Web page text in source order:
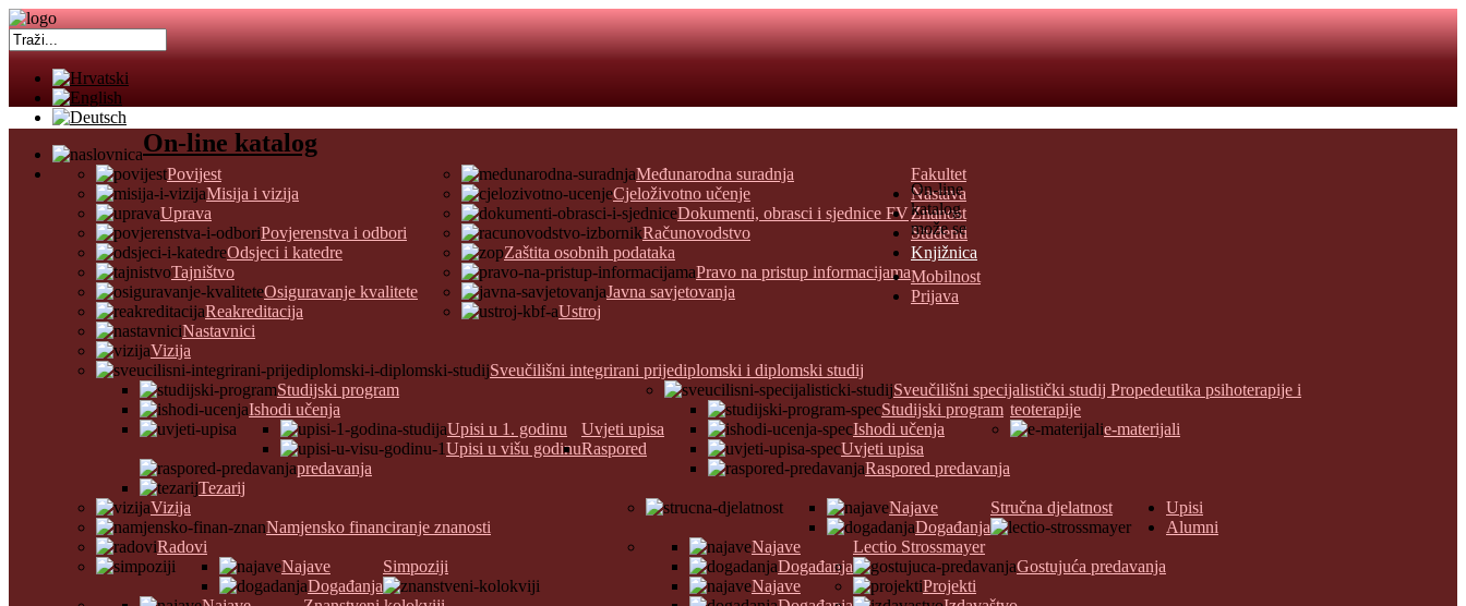
Fakultet
Povijest
Misija i vizija
Uprava
Povjerenstva i odbori
Odsjeci i katedre
Tajništvo
Osiguravanje kvalitete
Reakreditacija
Međunarodna suradnja
Cjeloživotno učenje
Dokumenti, obrasci i sjednice FV
Računovodstvo
Zaštita osobnih podataka
Pravo na pristup informacijama
Javna savjetovanja
Ustroj
Nastava
Nastavnici
Vizija
Sveučilišni integrirani prijediplomski i diplomski studij
Studijski program
Ishodi učenja
Uvjeti upisa
Upisi u 1. godinu
Upisi u višu godinuRaspored
predavanja
Tezarij
Sveučilišni specijalistički studij Propedeutika psihoterapije i
teoterapije
Studijski program
Ishodi učenja
Uvjeti upisa
Raspored predavanja
e-materijali
Znanost
Vizija
Namjensko financiranje znanosti
Radovi
Simpoziji
Najave
Događanja
Stručna djelatnost
Najave
Događanja
Lectio Strossmayer
Najave
Događanja
Gostujuća predavanja
Najave
Projekti
Studenti
Knjižnica
Mobilnost
Prijava
Upisi
Alumni
On-line katalog
On-line
katalog
može se